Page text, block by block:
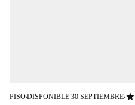
PISO■DISPONIBLE 30 SEPTIEMBRE■star